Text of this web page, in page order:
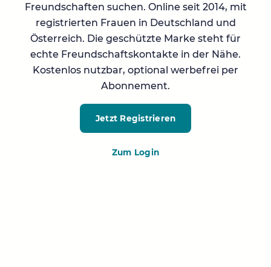
Freundschaften suchen. Online seit 2014, mit
registrierten Frauen in Deutschland und
Österreich. Die geschützte Marke steht für
echte Freundschaftskontakte in der Nähe.
Kostenlos nutzbar, optional werbefrei per
Abonnement.
Jetzt Registrieren
Zum Login